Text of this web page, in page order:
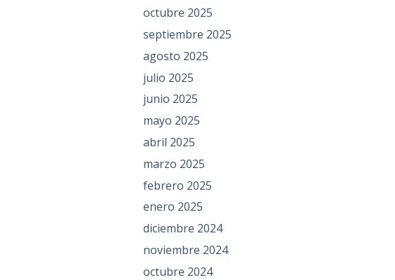
octubre 2025
septiembre 2025
agosto 2025
julio 2025
junio 2025
mayo 2025
abril 2025
marzo 2025
febrero 2025
enero 2025
diciembre 2024
noviembre 2024
octubre 2024